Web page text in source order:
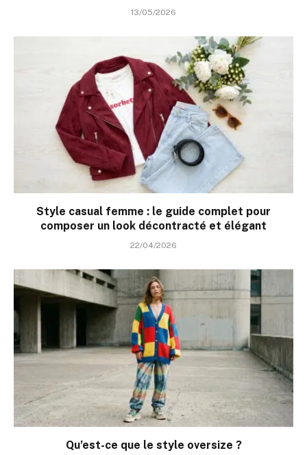
13/05/2026
Style casual femme : le guide complet pour
composer un look décontracté et élégant
22/04/2026
Qu’est-ce que le style oversize ?